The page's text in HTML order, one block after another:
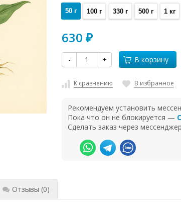
50 г 100 г 330 г 500 г 1 кг
630₽
- + В корзину
К сравнению В избранное
Рекомендуем установить
Пока что он не блокируется —
Сделать заказ через
Отзывы (0)